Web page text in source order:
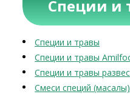
Специи и
Специи и травы
Специи и травы
Специи и травы
Смеси специй (масалы)